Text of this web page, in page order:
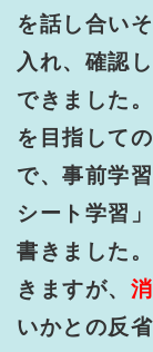
を話し合い
入れ、確認
できました
を目指して
で、事前学
シート学習
書きました
きますが、
いかとの反